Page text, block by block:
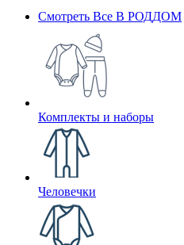
Смотреть Все В РОДДОМ
Комплекты и наборы
Человечки